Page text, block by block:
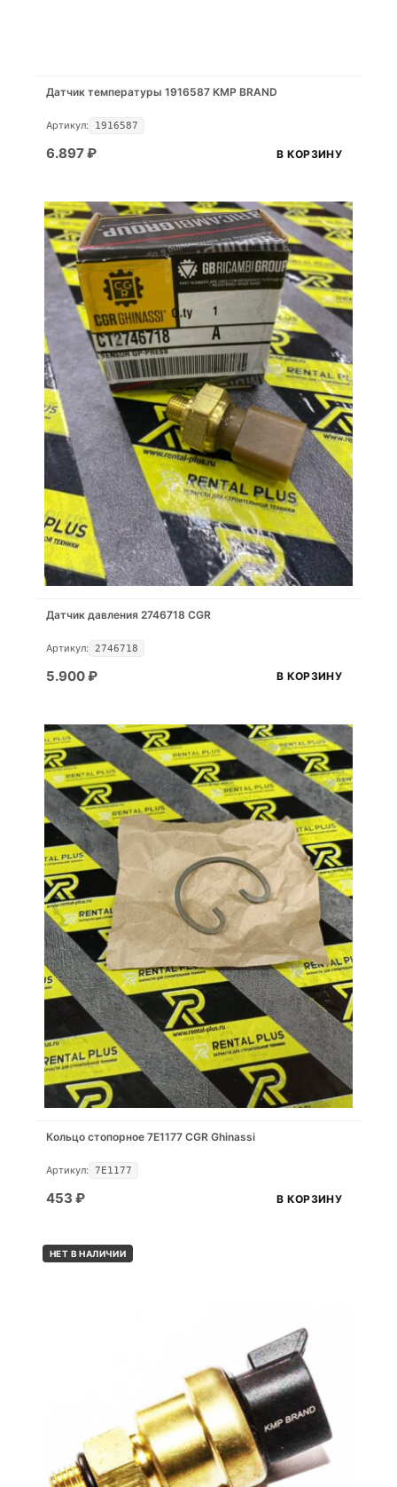
Датчик температуры 1916587 KMP BRAND
Артикул: 1916587
6.897₽ В КОРЗИНУ
Датчик давления 2746718 CGR
Артикул: 2746718
5.900₽ В КОРЗИНУ
Кольцо стопорное 7E1177 CGR Ghinassi
Артикул: 7E1177
453 ₽ В КОРЗИНУ
НЕТ В НАЛИЧИИ